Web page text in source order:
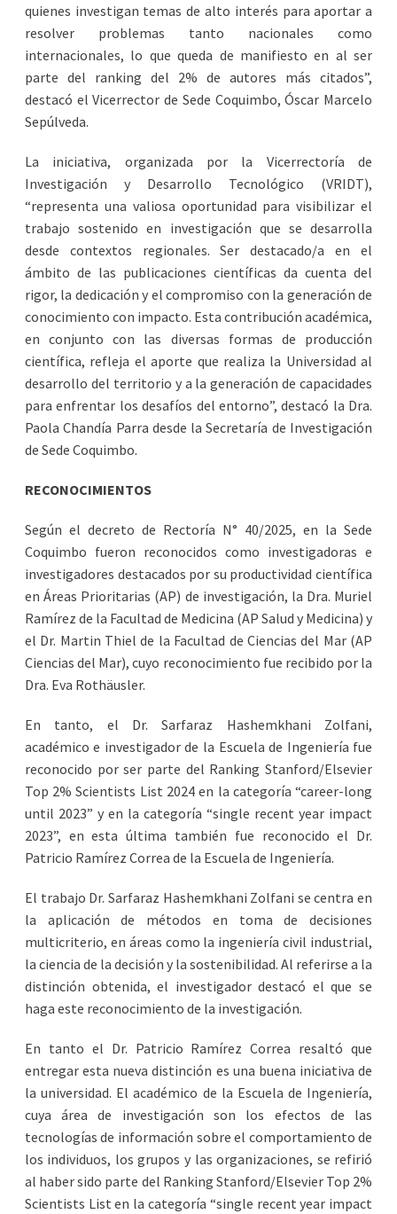
quienes investigan temas de alto interés para aportar a
resolver problemas tanto nacionales como
internacionales, lo que queda de manifiesto en al ser
parte del ranking del 2% de autores más citados”,
destacó el Vicerrector de Sede Coquimbo, Óscar Marcelo
Sepúlveda.
La iniciativa, organizada por la Vicerrectoría de
Investigación y Desarrollo Tecnológico (VRIDT),
“representa una valiosa oportunidad para visibilizar el
trabajo sostenido en investigación que se desarrolla
desde contextos regionales. Ser destacado/a en el
ámbito de las publicaciones científicas da cuenta del
rigor, la dedicación y el compromiso con la generación de
conocimiento con impacto. Esta contribución académica,
en conjunto con las diversas formas de producción
científica, refleja el aporte que realiza la Universidad al
desarrollo del territorio y a la generación de capacidades
para enfrentar los desafíos del entorno”, destacó la Dra.
Paola Chandía Parra desde la Secretaría de Investigación
de Sede Coquimbo.
RECONOCIMIENTOS
Según el decreto de Rectoría N° 40/2025, en la Sede
Coquimbo fueron reconocidos como investigadoras e
investigadores destacados por su productividad científica
en Áreas Prioritarias (AP) de investigación, la Dra. Muriel
Ramírez de la Facultad de Medicina (AP Salud y Medicina) y
el Dr. Martin Thiel de la Facultad de Ciencias del Mar (AP
Ciencias del Mar), cuyo reconocimiento fue recibido por la
Dra. Eva Rothäusler.
En tanto, el Dr. Sarfaraz Hashemkhani Zolfani,
académico e investigador de la Escuela de Ingeniería fue
reconocido por ser parte del Ranking Stanford/Elsevier
Top 2% Scientists List 2024 en la categoría “career-long
until 2023” y en la categoría “single recent year impact
2023”, en esta última también fue reconocido el Dr.
Patricio Ramírez Correa de la Escuela de Ingeniería.
El trabajo Dr. Sarfaraz Hashemkhani Zolfani se centra en
la aplicación de métodos en toma de decisiones
multicriterio, en áreas como la ingeniería civil industrial,
la ciencia de la decisión y la sostenibilidad. Al referirse a la
distinción obtenida, el investigador destacó el que se
haga este reconocimiento de la investigación.
En tanto el Dr. Patricio Ramírez Correa resaltó que
entregar esta nueva distinción es una buena iniciativa de
la universidad. El académico de la Escuela de Ingeniería,
cuya área de investigación son los efectos de las
tecnologías de información sobre el comportamiento de
los individuos, los grupos y las organizaciones, se refirió
al haber sido parte del Ranking Stanford/Elsevier Top 2%
Scientists List en la categoría “single recent year impact